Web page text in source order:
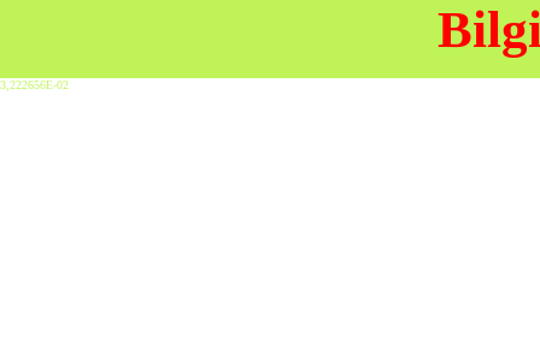
Bilgi
3,222656E-02